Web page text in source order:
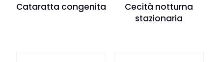
Cataratta congenita
Cecità notturna
stazionaria